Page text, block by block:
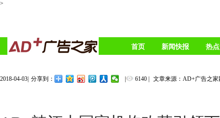
>
首页 新闻快报 热
2018-04-03| 分享到： | 6140 | 文章来源：AD+广告之家